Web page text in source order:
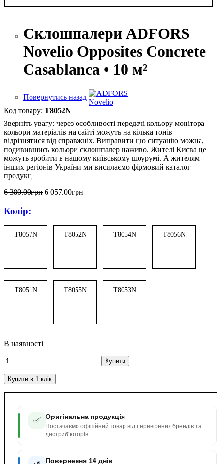
Склошпалери ADFORS
Novelio Opposites Concrete
Casablanca • 10 м²
Повернутись назад
✅ Оригінальна продукція
Постачаємо офіційний товар від перевірених брендів та
дистриб’юторів.
Повернення 14 днів
T8052N
Зверніть увагу: через особливості передачі кольору монітора
кольори матеріалів на сайті можуть на кілька тонів
відрізнятися від справжніх. Виправити цю ситуацію можна,
подивившись кольори склошпалер наживо. Жителі Києва це
можуть зробити в нашому київському шоурумі. А жителям
інших регіонів України ми висилаємо фірмовий каталог
продукц
6 380.00грн 6 057.00грн
Колір:
T8057N T8052N T8054N T8056N
T8051N T8055N T8053N
В наявності
Купити
Купити в 1 клік